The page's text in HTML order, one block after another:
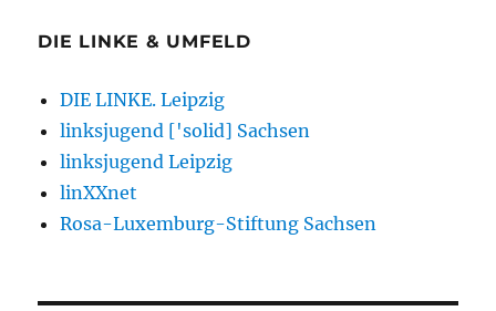
DIE LINKE & UMFELD
DIE LINKE. Leipzig
linksjugend ['solid] Sachsen
linksjugend Leipzig
linXXnet
Rosa-Luxemburg-Stiftung Sachsen